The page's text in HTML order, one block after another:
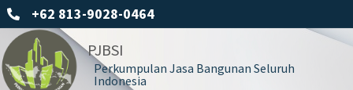
+62 813-9028-0464
PJBSI
Perkumpulan Jasa Bangunan Seluruh
Indonesia